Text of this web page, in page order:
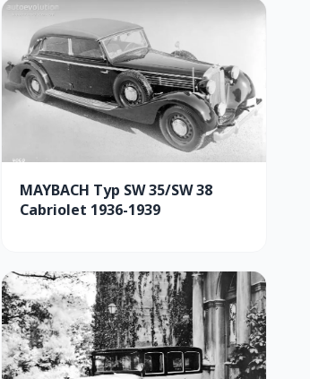
MAYBACH Typ SW 35/SW 38
Cabriolet 1936-1939